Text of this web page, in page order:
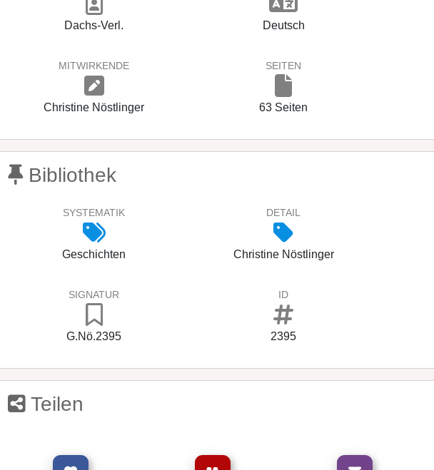
Dachs-Verl. Deutsch
MITWIRKENDE
Christine Nöstlinger
SEITEN
63 Seiten
Bibliothek
SYSTEMATIK
Geschichten
DETAIL
Christine Nöstlinger
SIGNATUR
G.Nö.2395
ID
2395
Teilen